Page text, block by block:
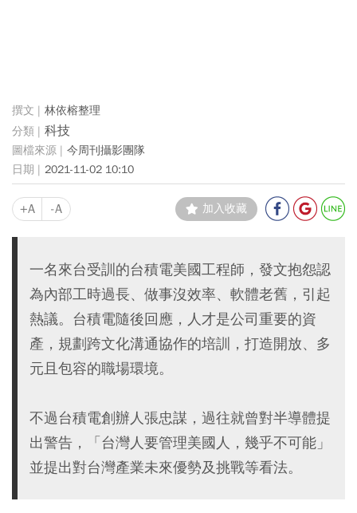
林依榕整理
科技
今周刊攝影團隊
2021-11-02 10:10
+A -A 加入收藏
一名來台受訓的台積電美國工程師，發文抱怨認
為內部工時過長、做事沒效率、軟體老舊，引起
熱議。台積電隨後回應，人才是公司重要的資
產，規劃跨文化溝通協作的培訓，打造開放、多
元且包容的職場環境。
不過台積電創辦人張忠謀，過往就曾對半導體提
出警告，「台灣人要管理美國人，幾乎不可能」
並提出對台灣產業未來優勢及挑戰等看法。